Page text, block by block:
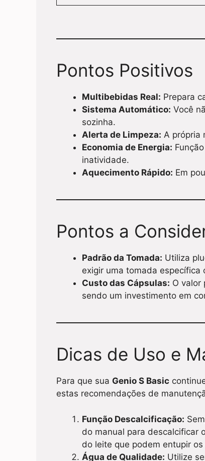
Pontos Positivos
Multibebidas Real: Prepara
Sistema Automático: Você
sozinha.
Alerta de Limpeza: A própria
Economia de Energia:
inatividade.
Aquecimento Rápido: Em
Pontos a
Padrão da Tomada: Utiliza
exigir uma tomada
Custo das Cápsulas: O valor
sendo um investimento em
Dicas de Uso e
Para que sua Genio S Basic
estas recomendações de
Função Descalcificação:
do manual para descalcificar
do leite que podem entupir
Água de Qualidade: Utilize